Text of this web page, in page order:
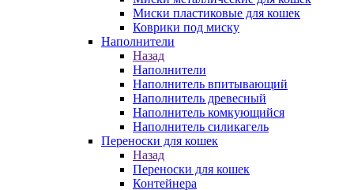
Миски пластиковые для кошек
Коврики под миску
Наполнители
Назад
Наполнители
Наполнитель впитывающий
Наполнитель древесный
Наполнитель комкующийся
Наполнитель силикагель
Переноски для кошек
Назад
Переноски для кошек
Контейнера